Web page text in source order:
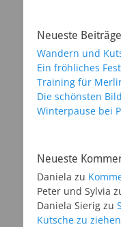
Neueste Beiträge
Wandern und
Ein fröhliches
Training für
Die schönsten
Winterpause bei
Neueste
Daniela zu
Peter und Sylvia
Daniela Sierig zu
Kutsche zu ziehen